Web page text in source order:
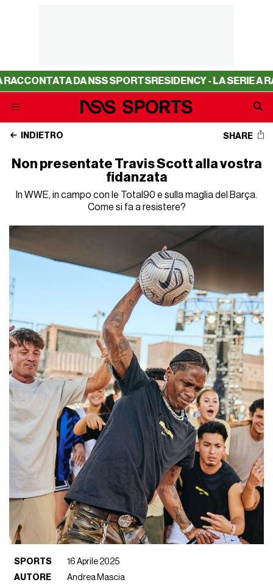
DA NSS SPORTSRESIDENCY - LA SERIE A
INDIETRO SHARE
Non presentate Travis Scott alla vostra
fidanzata
In WWE, in campo con le Total90 e sulla maglia del Barça.
Come si fa a resistere?
SPORTS
16 Aprile 2025
AUTORE
Andrea Mascia